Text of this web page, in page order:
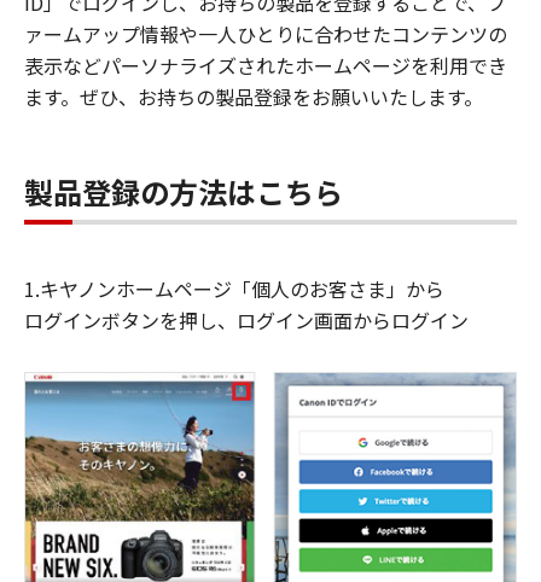
ァームアップ情報や一人ひとりに合わせたコンテンツの
表示などパーソナライズされたホームページを利用でき
ます。ぜひ、お持ちの製品登録をお願いいたします。
製品登録の方法はこちら
1.キヤノンホームページ「個人のお客さま」から
ログインボタンを押し、ログイン画面からログイン